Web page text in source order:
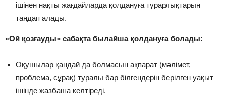
ішінен нақты жағдайларда қолдануға тұрарлықтарын
таңдап алады.
«Ой қозғауды» сабақта былайша қолдануға болады:
Оқушылар қандай да болмасын ақпарат (мәлімет,
проблема, сұрақ) туралы бар білгендерін берілген уақыт
ішінде жазбаша келтіреді.